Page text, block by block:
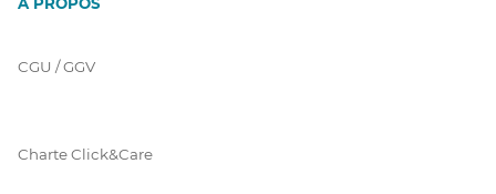
CGU / GGV
Charte Click&Care